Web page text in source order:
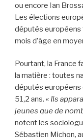
ou encore Ian
Les élections
députés européens
mois d’âge en
Pourtant, la France
la matière : toutes
députés européens
51,2 ans. « Ils
jeunes que de
notent les
Sébastien Michon,